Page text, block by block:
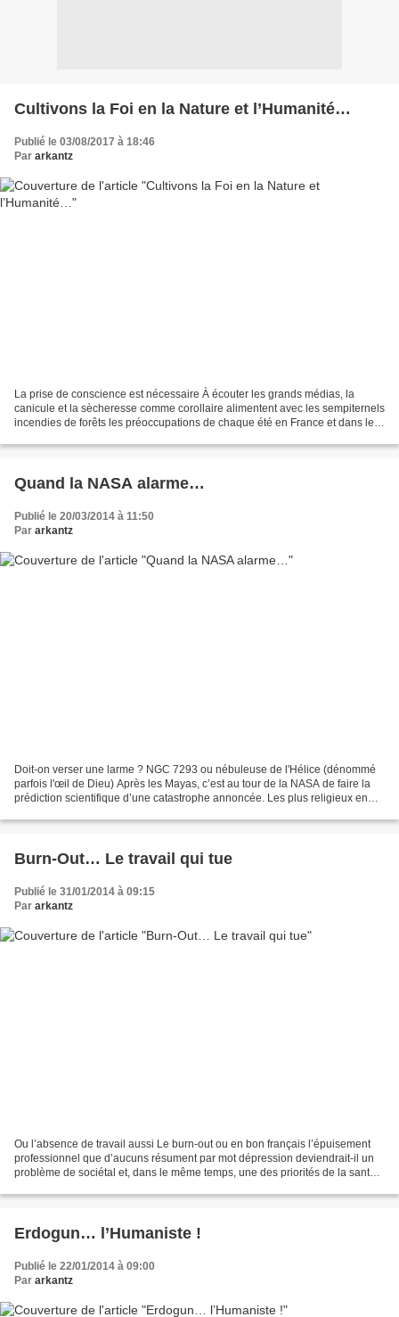
Cultivons la Foi en la Nature et l’Humanité…
Publié le 03/08/2017 à 18:46
Par arkantz
La prise de conscience est nécessaire À écouter les grands médias, la
canicule et la sècheresse comme corollaire alimentent avec les sempiternels
incendies de forêts les préoccupations de chaque été en France et dans le
Quand la NASA alarme…
Publié le 20/03/2014 à 11:50
Par arkantz
Doit-on verser une larme ? NGC 7293 ou nébuleuse de l'Hélice (dénommé
parfois l'œil de Dieu) Après les Mayas, c’est au tour de la NASA de faire la
prédiction scientifique d’une catastrophe annoncée. Les plus religieux en
Burn-Out… Le travail qui tue
Publié le 31/01/2014 à 09:15
Par arkantz
Ou l’absence de travail aussi Le burn-out ou en bon français l’épuisement
professionnel que d’aucuns résument par mot dépression deviendrait-il un
problème de sociétal et, dans le même temps, une des priorités de la santé
Erdogun… l’Humaniste !
Publié le 22/01/2014 à 09:00
Par arkantz